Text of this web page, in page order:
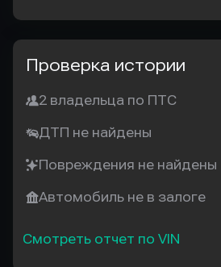
Проверка истории
2 владельца по ПТС
ДТП не найдены
Повреждения не найдены
Автомобиль не в залоге
Смотреть отчет по VIN